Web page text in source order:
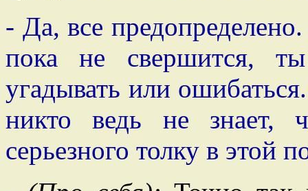
- Да, все
пока не свершится,
угадывать или
никто ведь не знает,
серьезного толку в этой